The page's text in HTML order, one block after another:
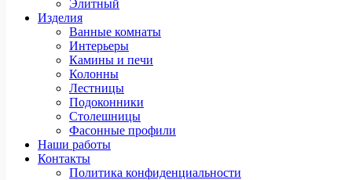
Элитный
Изделия
Ванные комнаты
Интерьеры
Камины и печи
Колонны
Лестницы
Подоконники
Столешницы
Фасонные профили
Наши работы
Контакты
Политика конфиденциальности